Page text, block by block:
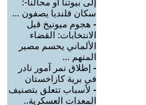
إلى بيوتنا أو محالّنا-:
سكان قلنديا يصفون ...
- هجوم ميونيخ قبل
الانتخابات: القضاء
الألماني يحسم مصير
المتهم ...
- إطلاق نمر آمور نادر
في برية كازاخستان
- لأسباب تتعلق بتصنيف
المعدات العسكرية..